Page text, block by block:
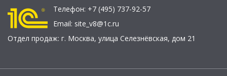
Телефон: +7 (495) 737-92-57
Email: site_v8@1c.ru
Отдел продаж: г. Москва, улица Селезнёвская, дом 21